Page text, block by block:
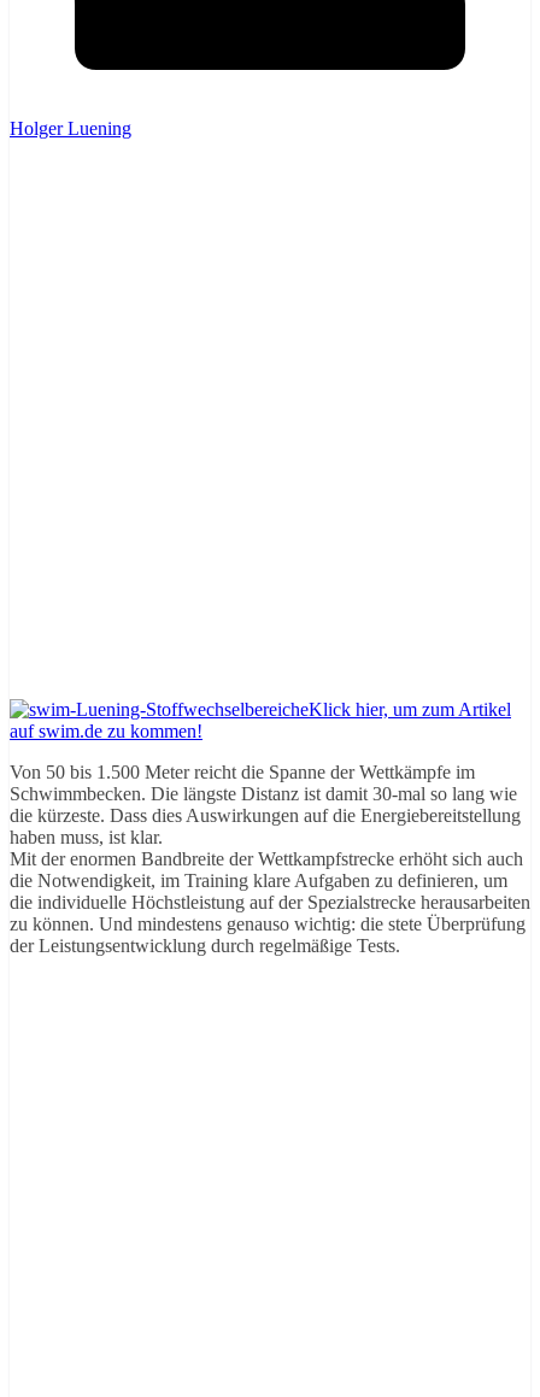
Holger Luening
Klick hier, um zum Artikel
auf swim.de zu kommen!
Von 50 bis 1.500 Meter reicht die Spanne der Wettkämpfe im
Schwimmbecken. Die längste Distanz ist damit 30-mal so lang wie
die kürzeste. Dass dies Auswirkungen auf die Energiebereitstellung
haben muss, ist klar.
Mit der enormen Bandbreite der Wettkampfstrecke erhöht sich auch
die Notwendigkeit, im Training klare Aufgaben zu definieren, um
die individuelle Höchstleistung auf der Spezialstrecke herausarbeiten
zu können. Und mindestens genauso wichtig: die stete Überprüfung
der Leistungsentwicklung durch regelmäßige Tests.